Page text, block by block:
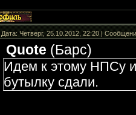
Дата: Четверг, 25.10.2012, 22:20 |
Quote (Барс)
Идем к этому НПСу
бутылку сдали.